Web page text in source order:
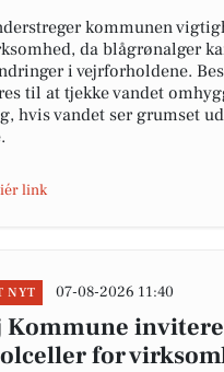
kommunen
da blågrønalger
i vejrforholdene.
til at tjekke vandet
hvis vandet ser grumset
link
NYT 07-08-2026 11:40
Kommune
for